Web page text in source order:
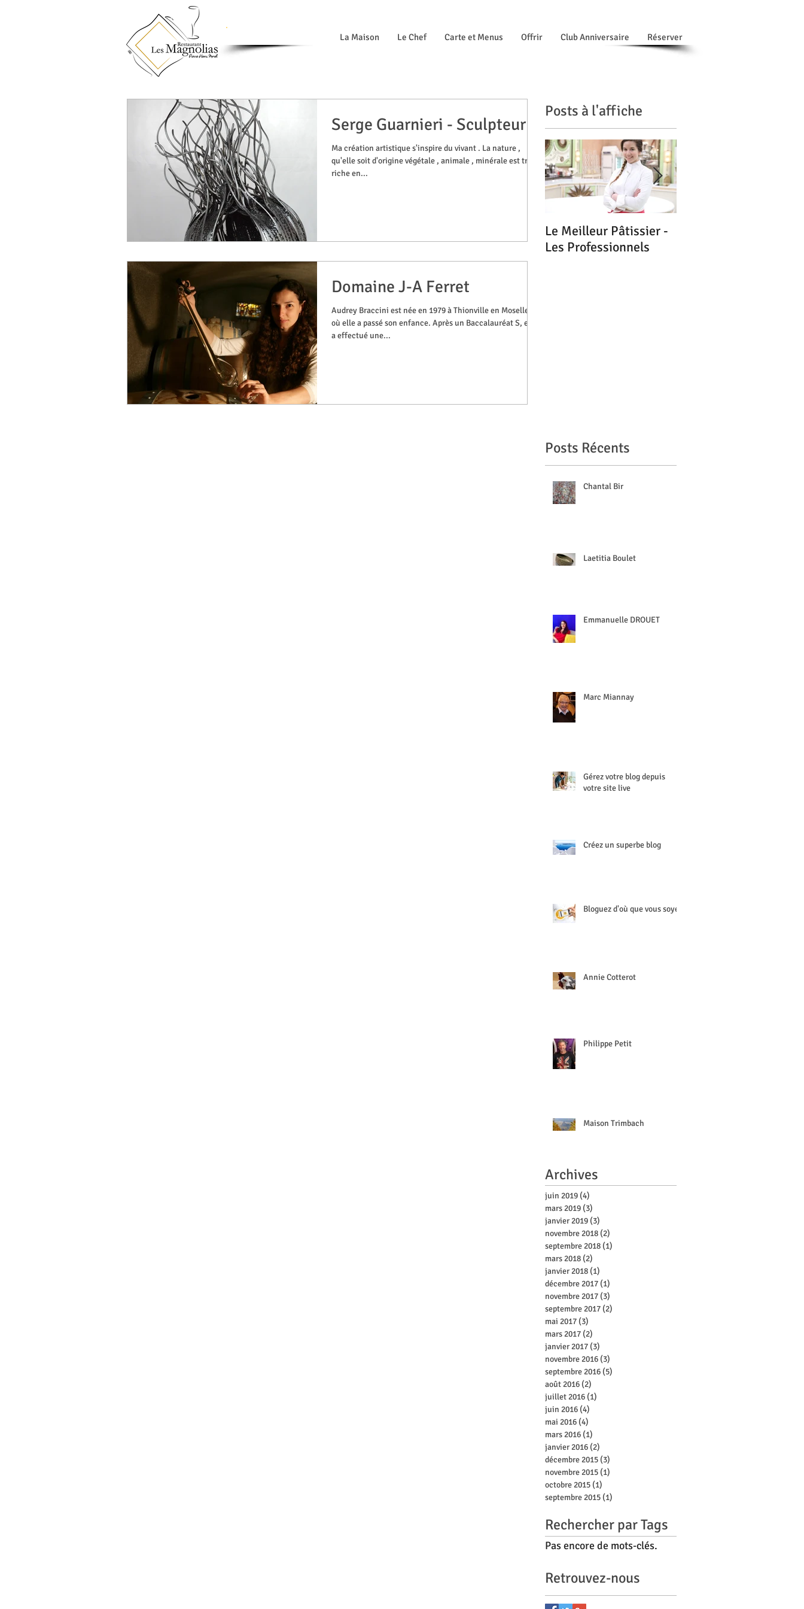
La Maison Le Chef Carte et Menus Offrir Club Anniversaire Réserver
Serge Guarnieri - Sculpteur
Ma création artistique s'inspire du vivant . La nature ,
qu'elle soit d'origine végétale , animale , minérale est très
riche en...
Domaine J-A Ferret
Audrey Braccini est née en 1979 à Thionville en Moselle,
où elle a passé son enfance. Après un Baccalauréat S, elle
a effectué une...
Posts à l'affiche
Le Meilleur Pâtissier -
Les Professionnels
Posts Récents
Chantal Bir
Laetitia Boulet
Emmanuelle DROUET
Marc Miannay
Gérez votre blog depuis
votre site live
Créez un superbe blog
Bloguez d'où que vous soyez
Annie Cotterot
Philippe Petit
Maison Trimbach
Archives
juin 2019 (4)
mars 2019 (3)
janvier 2019 (3)
novembre 2018 (2)
septembre 2018 (1)
mars 2018 (2)
janvier 2018 (1)
décembre 2017 (1)
novembre 2017 (3)
septembre 2017 (2)
mai 2017 (3)
mars 2017 (2)
janvier 2017 (3)
novembre 2016 (3)
septembre 2016 (5)
août 2016 (2)
juillet 2016 (1)
juin 2016 (4)
mai 2016 (4)
mars 2016 (1)
janvier 2016 (2)
décembre 2015 (3)
novembre 2015 (1)
octobre 2015 (1)
septembre 2015 (1)
Rechercher par Tags
Pas encore de mots-clés.
Retrouvez-nous